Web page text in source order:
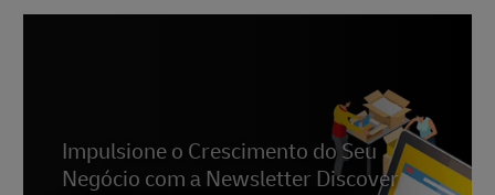
Impulsione o Crescimento do Seu
Negócio com a Newsletter Discover